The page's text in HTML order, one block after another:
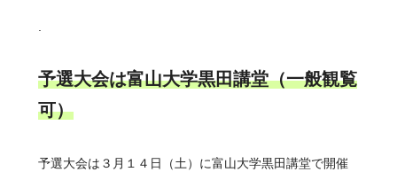
予選大会は富山大学黒田講堂（一般観覧
可）
予選大会は３月１４日（土）に富山大学黒田講堂で開催